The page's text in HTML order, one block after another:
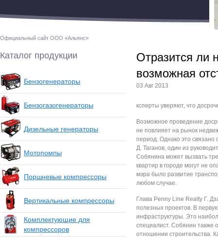
Официальный сайт ООО «Альянс»
Каталог продукции
Бензогенераторы
Бензогазогенераторы
Дизельные генераторы
Мотопомпы
Поршневые компрессоры
Вертикальные компрессоры
Комплектующие для
компрессоров
Отразится ли
возможная
03 Авг 2013
ксперты уверяют, что
Возможное проведение
не повлияет на рынок
период. Однако это связано
Д. Таганов, один из
Собянина может вызвать
квартир в городе могут не
мэра было развитие
любом случае.
Глава Penny Line Realty Г.
полезных проектов. В
инфраструктуры. Это
специалист. Собянин также
отношении строительства.